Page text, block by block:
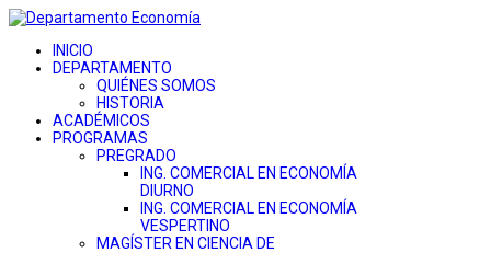
INICIO
DEPARTAMENTO
QUIÉNES SOMOS
HISTORIA
ACADÉMICOS
PROGRAMAS
PREGRADO
ING. COMERCIAL EN ECONOMÍA
DIURNO
ING. COMERCIAL EN ECONOMÍA
VESPERTINO
MAGÍSTER EN CIENCIA DE